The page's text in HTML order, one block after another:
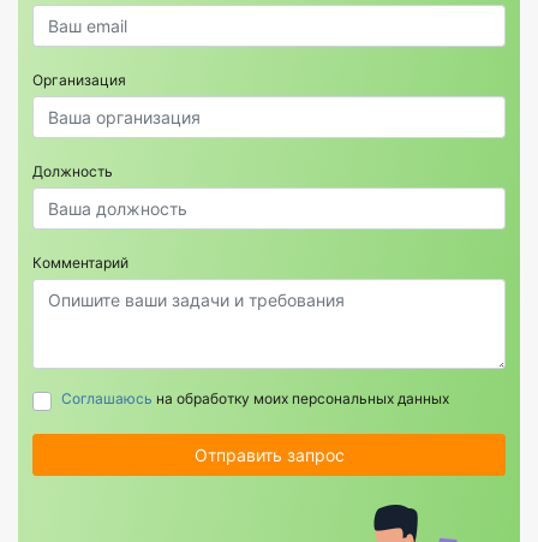
Организация
Должность
Комментарий
Соглашаюсь на обработку моих персональных данных
Отправить запрос